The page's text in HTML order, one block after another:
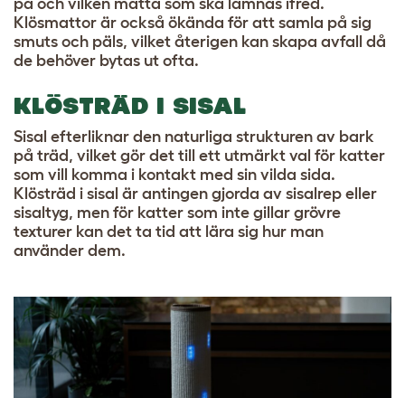
Klösmattor är också ökända för att samla på sig
smuts och päls, vilket återigen kan skapa avfall då
de behöver bytas ut ofta.
KLÖSTRÄD I SISAL
Sisal efterliknar den naturliga strukturen av bark
på träd, vilket gör det till ett utmärkt val för katter
som vill komma i kontakt med sin vilda sida.
Klösträd i sisal är antingen gjorda av sisalrep eller
sisaltyg, men för katter som inte gillar grövre
texturer kan det ta tid att lära sig hur man
använder dem.